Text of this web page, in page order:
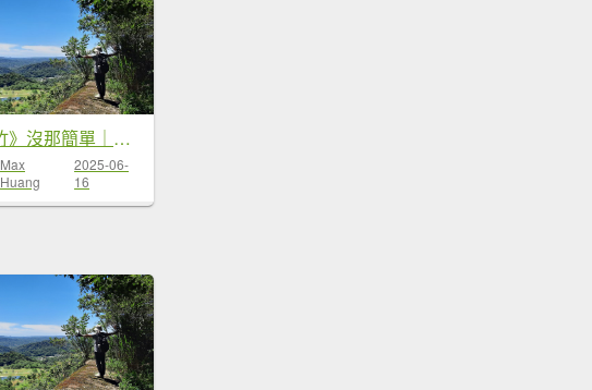
《新竹》沒那簡單｜關西赤...
Max
Huang
2025-06-
16